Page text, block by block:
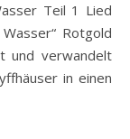
Rotgold
und verwandelt
in einen